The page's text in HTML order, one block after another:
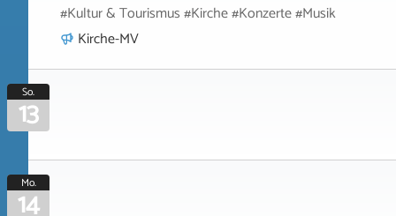
#Kultur & Tourismus #Kirche #Konzerte #Musik
Kirche-MV
So.
13
Mo.
14